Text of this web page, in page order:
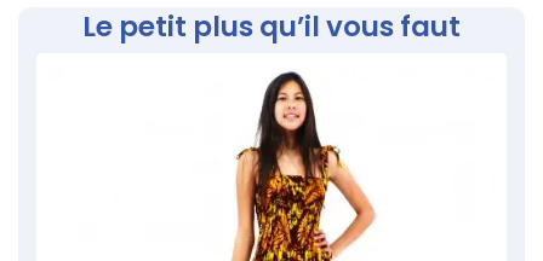
Le petit plus qu’il vous faut